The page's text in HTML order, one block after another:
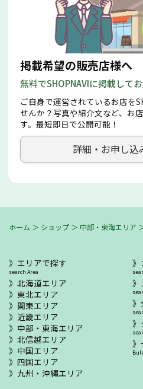
掲載希望の販売店様へ
無料でSHOPNAVIに掲載して
ご自身で運営されているお店を
せんか？写真や紹介文など、お
す。最短即日で公開可能！
詳細・お申し込
ホーム ＞ ショップ ＞ 中部・東海エリア
エリアで探す
search Area
北海道エリア
東北エリア
関東エリア
近畿エリア
中部・東海エリア
北信越エリア
中国エリア
四国エリア
九州・沖縄エリア